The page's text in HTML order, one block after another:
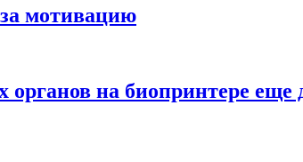
мотивацию
органов на биопринтере еще